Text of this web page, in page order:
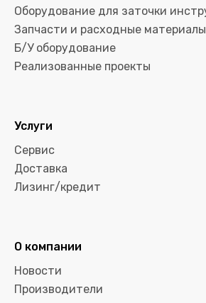
Оборудование для заточки
Запчасти и расходные материалы
Б/У оборудование
Реализованные проекты
Услуги
Сервис
Доставка
Лизинг/кредит
О компании
Новости
Производители